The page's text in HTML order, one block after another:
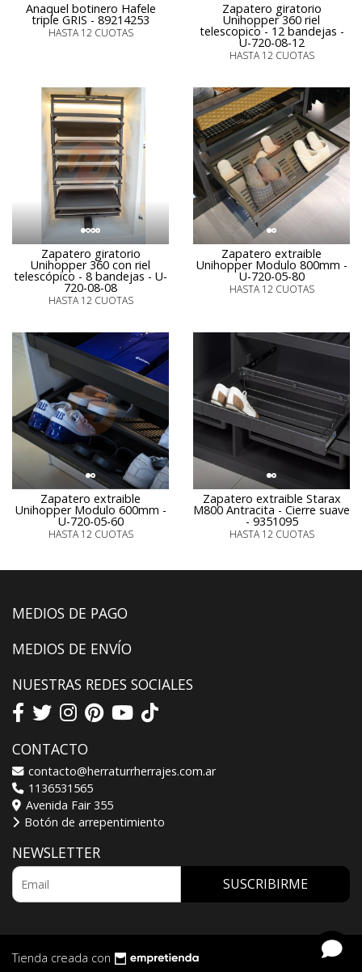
Anaquel botinero Hafele
triple GRIS - 89214253
HASTA 12 CUOTAS
Zapatero giratorio
Unihopper 360 riel
telescopico - 12 bandejas -
U-720-08-12
HASTA 12 CUOTAS
Zapatero giratorio
Unihopper 360 con riel
telescópico - 8 bandejas - U-
720-08-08
HASTA 12 CUOTAS
Zapatero extraible
Unihopper Modulo 800mm -
U-720-05-80
HASTA 12 CUOTAS
Zapatero extraible
Unihopper Modulo 600mm -
U-720-05-60
HASTA 12 CUOTAS
Zapatero extraible Starax
M800 Antracita - Cierre suave
- 9351095
HASTA 12 CUOTAS
MEDIOS DE PAGO
MEDIOS DE ENVÍO
NUESTRAS REDES SOCIALES
CONTACTO
contacto@herraturrherrajes.com.ar
1136531565
Avenida Fair 355
Botón de arrepentimiento
NEWSLETTER
SUSCRIBIRME
Tienda creada con